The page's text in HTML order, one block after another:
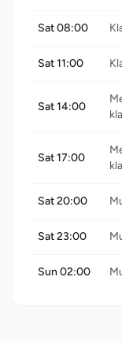
Sat 08:00
Sat 11:00
Sat 14:00
Sat 17:00
Sat 20:00
Sat 23:00
Sun 02:00